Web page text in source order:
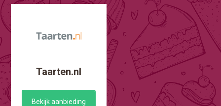
Taarten.nl
Bekijk aanbieding